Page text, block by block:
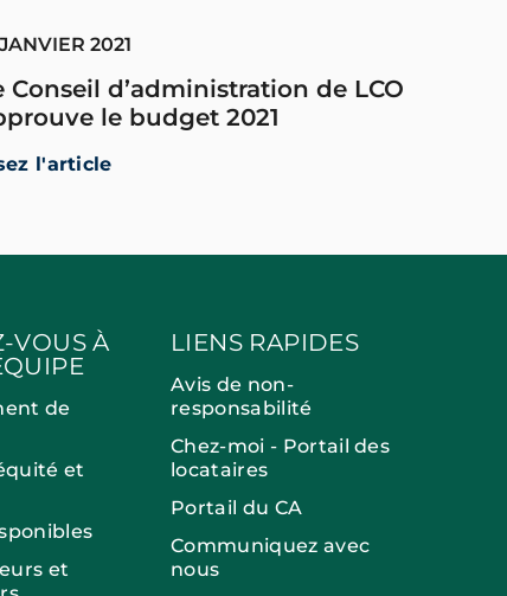
2021
Conseil d’administration de LCO
le budget 2021
l'article
VOUS À
de
et
et
LIENS RAPIDES
Avis de non-
responsabilité
Chez-moi - Portail des
locataires
Portail du CA
Communiquez avec
nous